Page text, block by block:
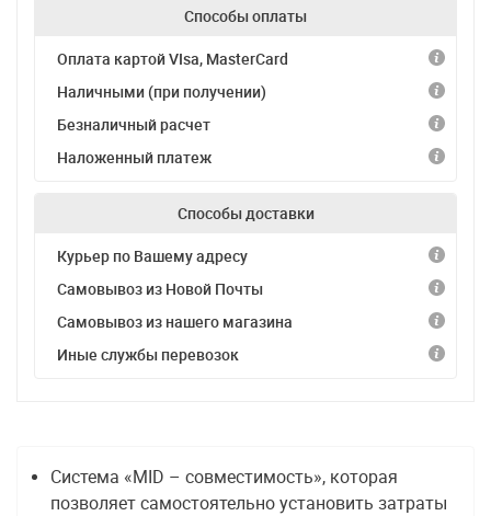
Способы оплаты
Оплата картой VIsa, MasterCard
Наличными (при получении)
Безналичный расчет
Наложенный платеж
Способы доставки
Курьер по Вашему адресу
Самовывоз из Новой Почты
Самовывоз из нашего магазина
Иные службы перевозок
Система «MID – совместимость», которая
позволяет самостоятельно установить затраты